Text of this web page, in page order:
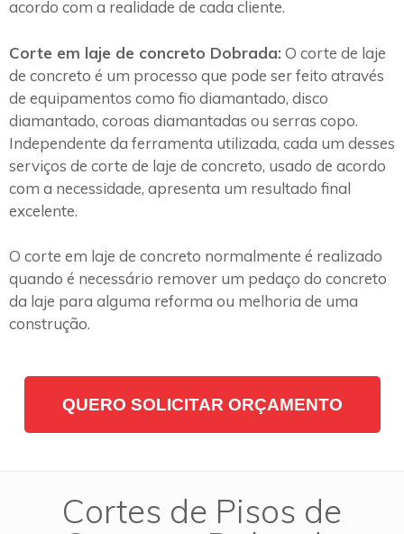
acordo com a realidade de cada cliente.
Corte em laje de concreto Dobrada: O corte de laje
de concreto é um processo que pode ser feito através
de equipamentos como fio diamantado, disco
diamantado, coroas diamantadas ou serras copo.
Independente da ferramenta utilizada, cada um desses
serviços de corte de laje de concreto, usado de acordo
com a necessidade, apresenta um resultado final
excelente.
O corte em laje de concreto normalmente é realizado
quando é necessário remover um pedaço do concreto
da laje para alguma reforma ou melhoria de uma
construção.
QUERO SOLICITAR ORÇAMENTO
Cortes de Pisos de